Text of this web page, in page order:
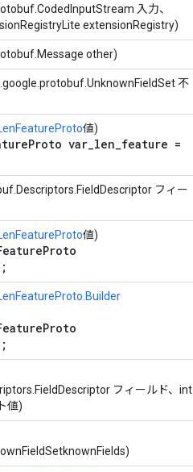
入力、
extensionRegistry)
other)
不
値)
var_len_feature =
フィー
値)
フィールド、int
値)